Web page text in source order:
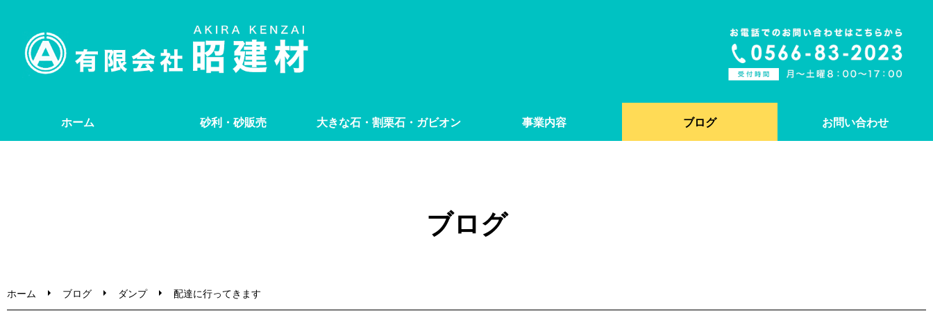
ホーム 砂利・砂販売 大きな石・割栗石・ガビオン 事業内容 ブログ お問い合わせ
ブログ
ホーム ブログ ダンプ 配達に行ってきます